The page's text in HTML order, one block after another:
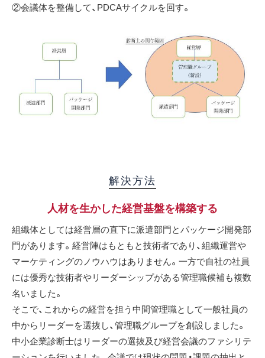
②会議体を整備して、PDCAサイクルを回す。
解決方法
人材を生かした経営基盤を構築する
組織体としては経営層の直下に派遣部門とパッケージ開発部
門があります。経営陣はもともと技術者であり、組織運営や
マーケティングのノウハウはありません。一方で自社の社員
には優秀な技術者やリーダーシップがある管理職候補も複数
名いました。
そこで、これからの経営を担う中間管理職として一般社員の
中からリーダーを選抜し、管理職グループを創設しました。
中小企業診断士はリーダーの選抜及び経営会議のファシリテ